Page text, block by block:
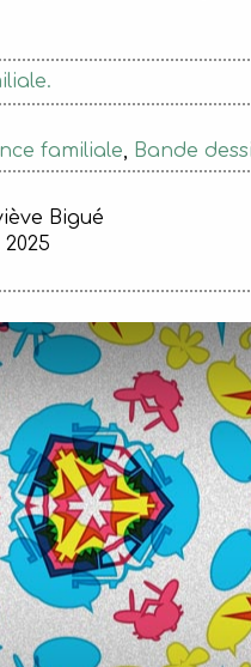
familiale, Bande
Bigué